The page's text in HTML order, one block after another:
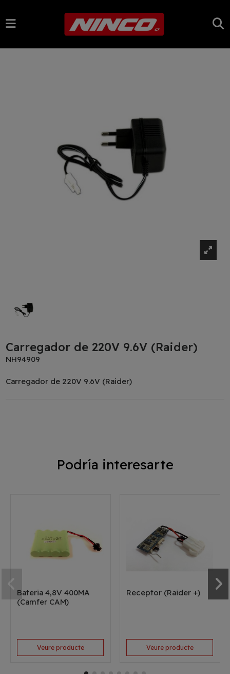
Carregador de 220V 9.6V (Raider)
NH94909
Carregador de 220V 9.6V (Raider)
Podría interesarte
Bateria 4,8V 400MA
(Camfer CAM)
Veure producte
Receptor (Raider +)
Veure producte